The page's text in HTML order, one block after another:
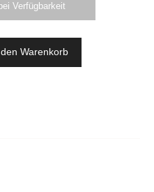
Verfügbarkeit
Warenkorb